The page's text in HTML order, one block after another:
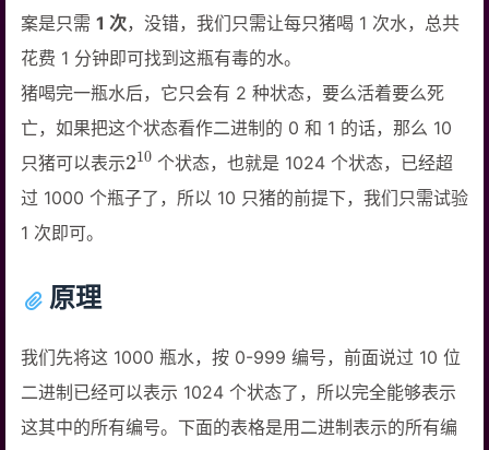
案是只需 1 次，没错，我们只需让每只猪喝 1 次水，总共
花费 1 分钟即可找到这瓶有毒的水。
猪喝完一瓶水后，它只会有 2 种状态，要么活着要么死
亡，如果把这个状态看作二进制的 0 和 1 的话，那么 10
只猪可以表示210个状态，也就是 1024 个状态，已经超
过 1000 个瓶子了，所以 10 只猪的前提下，我们只需试验
1 次即可。
原理
我们先将这 1000 瓶水，按 0-999 编号，前面说过 10 位
二进制已经可以表示 1024 个状态了，所以完全能够表示
这其中的所有编号。下面的表格是用二进制表示的所有编